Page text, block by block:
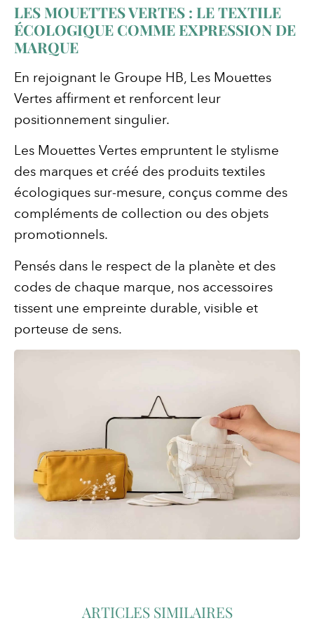
LES MOUETTES VERTES : LE TEXTILE
ÉCOLOGIQUE COMME EXPRESSION DE
MARQUE
En rejoignant le Groupe HB, Les Mouettes
Vertes affirment et renforcent leur
positionnement singulier.
Les Mouettes Vertes empruntent le stylisme
des marques et créé des produits textiles
écologiques sur-mesure, conçus comme des
compléments de collection ou des objets
promotionnels.
Pensés dans le respect de la planète et des
codes de chaque marque, nos accessoires
tissent une empreinte durable, visible et
porteuse de sens.
ARTICLES SIMILAIRES